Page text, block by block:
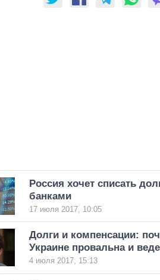
Россия хочет списать
банками
17 июля 2017, 10:05
Долги и компенсации:
Украине провальна и
4 июля 2017, 15:13